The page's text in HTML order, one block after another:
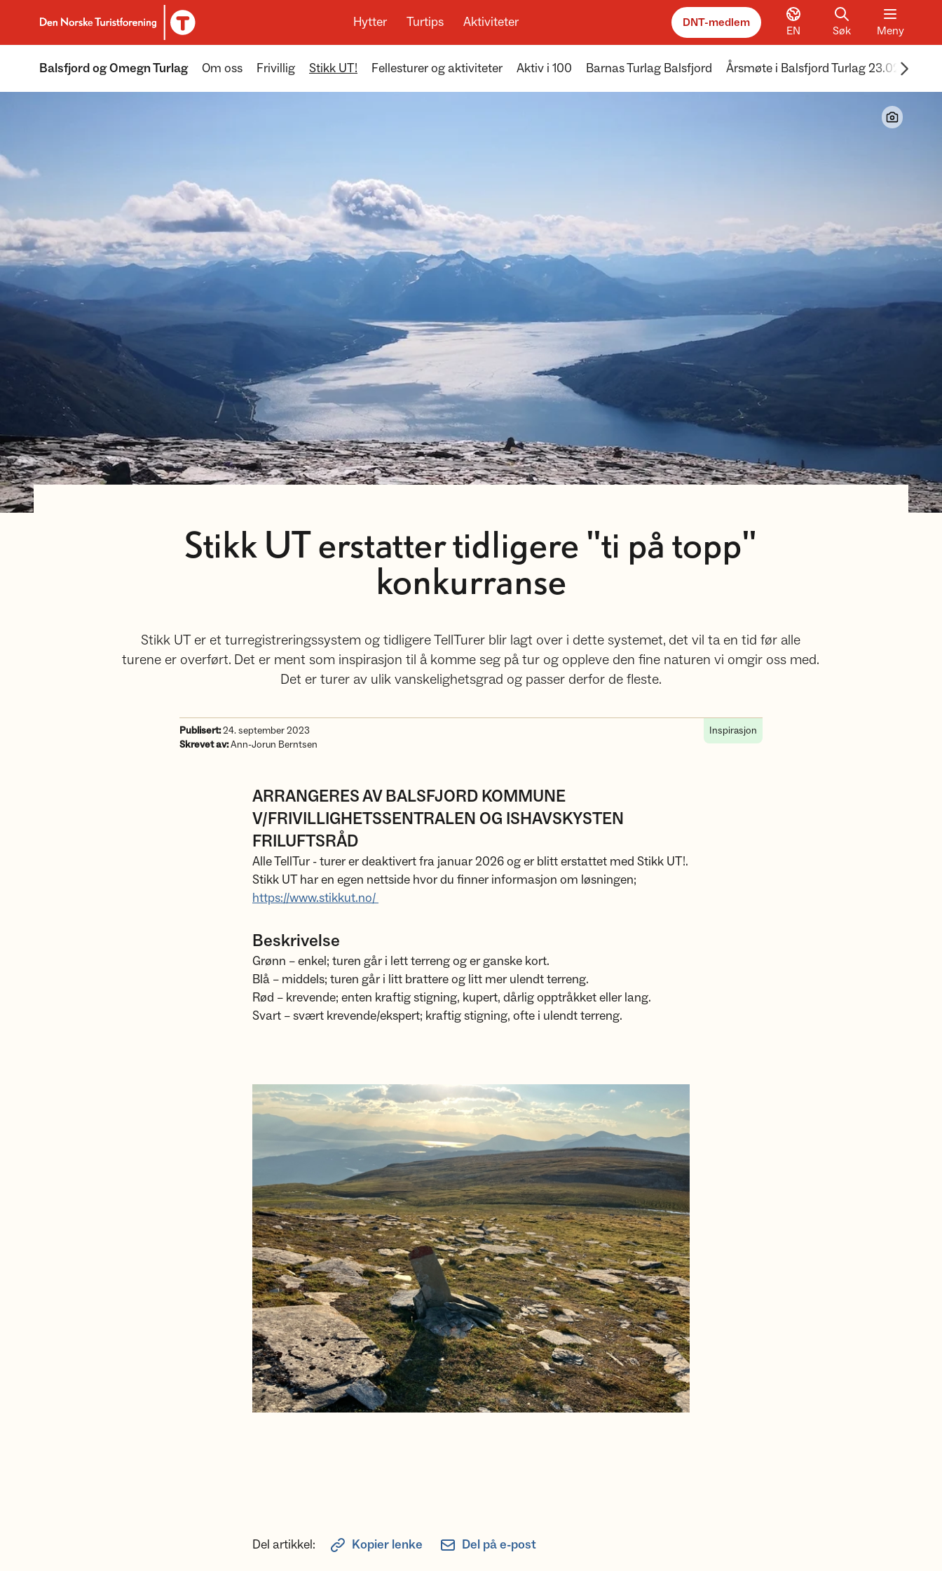
Til DNT.no forside
Hytter Turtips Aktiviteter DNT-medlem
EN Søk Meny
Balsfjord og Omegn Turlag Om oss Frivillig Stikk UT! Fellesturer og aktiviteter Aktiv i 100 Barnas Turlag Balsfjord Årsmøte i Balsfjord Turlag 23.02.26Scroll
Stikk UT erstatter tidligere "ti på topp"
konkurranse
Stikk UT er et turregistreringssystem og tidligere TellTurer blir lagt over i dette systemet, det vil ta en tid før alle
turene er overført. Det er ment som inspirasjon til å komme seg på tur og oppleve den fine naturen vi omgir oss med.
Det er turer av ulik vanskelighetsgrad og passer derfor de fleste.
Publisert:24. september 2023
Skrevet av:Ann-Jorun Berntsen
Inspirasjon
ARRANGERES AV BALSFJORD KOMMUNE
V/FRIVILLIGHETSSENTRALEN OG ISHAVSKYSTEN
FRILUFTSRÅD
Alle TellTur - turer er deaktivert fra januar 2026 og er blitt erstattet med Stikk UT!.
Stikk UT har en egen nettside hvor du finner informasjon om løsningen;
https://www.stikkut.no/
Beskrivelse
Grønn – enkel; turen går i lett terreng og er ganske kort.
Blå – middels; turen går i litt brattere og litt mer ulendt terreng.
Rød – krevende; enten kraftig stigning, kupert, dårlig opptråkket eller lang.
Svart – svært krevende/ekspert; kraftig stigning, ofte i ulendt terreng.
Del artikkel: Kopier lenke Del på e-post